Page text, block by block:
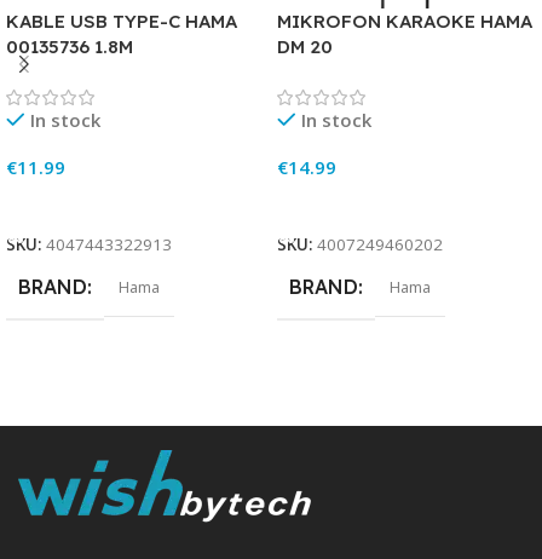
KABLE USB TYPE-C HAMA
00135736 1.8M
In stock
€11.99
SKU: 4047443322913
BRAND Hama
MIKROFON KARAOKE HAMA
DM 20
In stock
€14.99
SKU: 4007249460202
BRAND Hama